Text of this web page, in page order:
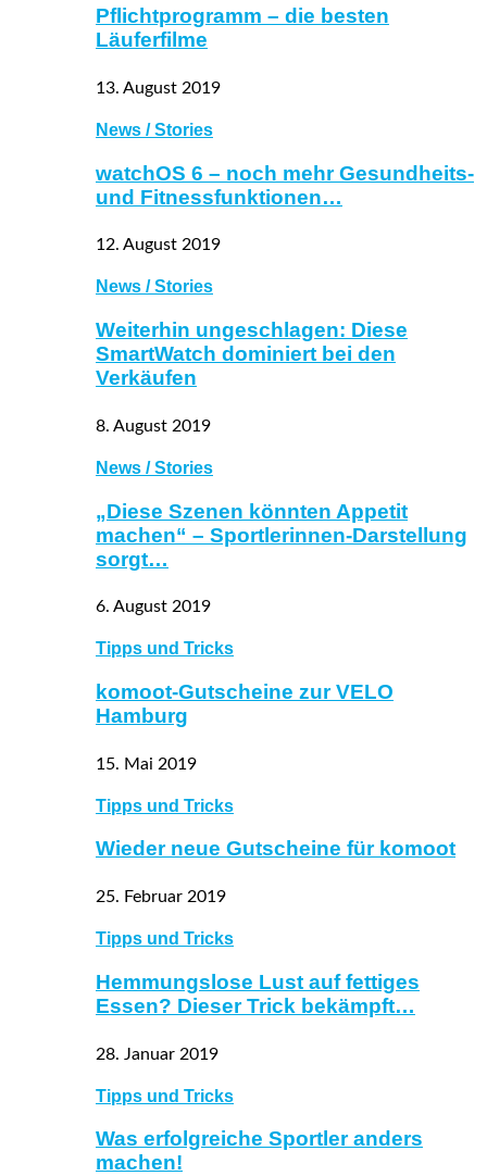
Pflichtprogramm – die besten
Läuferfilme
13. August 2019
News / Stories
watchOS 6 – noch mehr Gesundheits-
und Fitnessfunktionen…
12. August 2019
News / Stories
Weiterhin ungeschlagen: Diese
SmartWatch dominiert bei den
Verkäufen
8. August 2019
News / Stories
„Diese Szenen könnten Appetit
machen“ – Sportlerinnen-Darstellung
sorgt…
6. August 2019
Tipps und Tricks
komoot-Gutscheine zur VELO
Hamburg
15. Mai 2019
Tipps und Tricks
Wieder neue Gutscheine für komoot
25. Februar 2019
Tipps und Tricks
Hemmungslose Lust auf fettiges
Essen? Dieser Trick bekämpft…
28. Januar 2019
Tipps und Tricks
Was erfolgreiche Sportler anders
machen!